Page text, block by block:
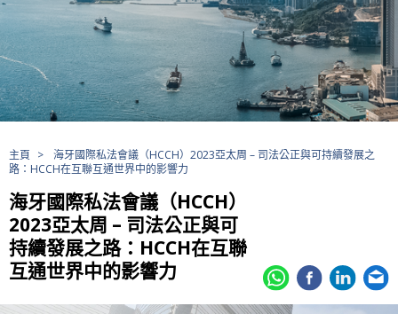
主頁 >
海牙國際私法會議（HCCH）2023亞太周 – 司法公正與可持續發展之
路：HCCH在互聯互通世界中的影響力
海牙國際私法會議（HCCH）
2023亞太周 – 司法公正與可
持續發展之路：HCCH在互聯
互通世界中的影響力